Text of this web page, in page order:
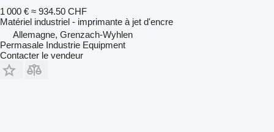
1 000 € ≈ 934.50 CHF
Matériel industriel - imprimante à jet d'encre
Allemagne, Grenzach-Wyhlen
Permasale Industrie Equipment
Contacter le vendeur